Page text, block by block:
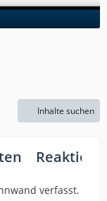
Inhalte suchen
verfasst.